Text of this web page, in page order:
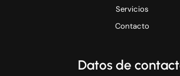
Servicios
Contacto
Datos de